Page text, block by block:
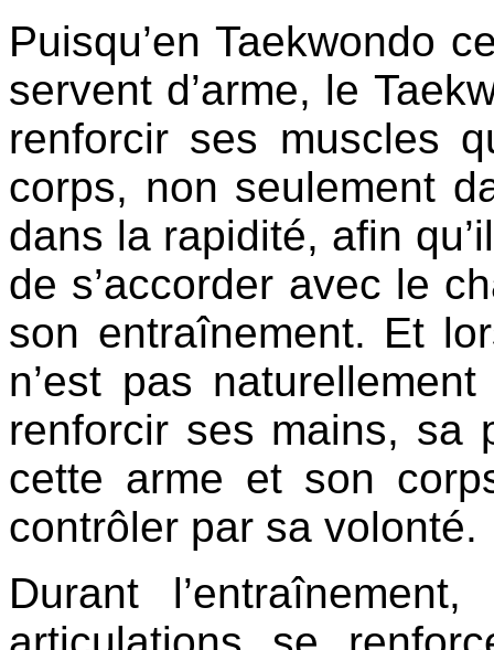
Puisqu’en Taekwondo
servent d’arme, le
renforcir ses muscles
corps, non seulement
dans la rapidité, afin
de s’accorder avec le
son entraînement. Et
n’est pas
renforcir ses mains, sa
cette arme et son
contrôler par sa volonté.
Durant